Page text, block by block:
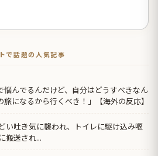
話題の人気記事
悩んでるんだけど、自分はどうすべきなん
になるから行くべき！」【海外の反応】
い吐き気に襲われ、トイレに駆け込み嘔
搬送され...